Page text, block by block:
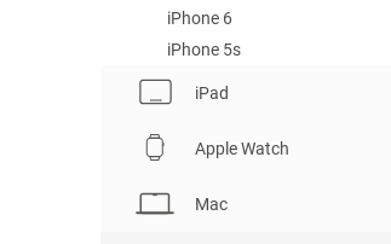
iPhone 6
iPhone 5s
iPad
Apple Watch
Mac